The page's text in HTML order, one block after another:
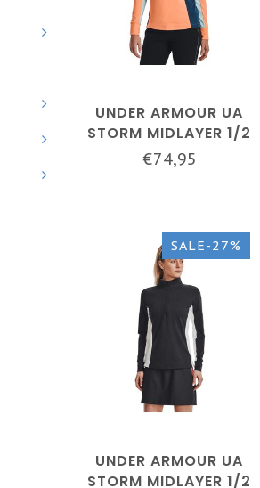
UNDER ARMOUR UA
STORM MIDLAYER 1/2
ZIP - AFTERGLOW /
FUSE TEAL / METALLIC
€74,95
SALE-27%
UNDER ARMOUR UA
STORM MIDLAYER 1/2